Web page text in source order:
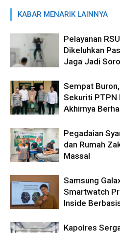
KABAR MENARIK LAINNYA
Pelayanan
Dikeluhkan
Jaga Jadi
Sempat
Sekuriti PTPN
Akhirnya
Pegadaian
dan Rumah
Massal
Samsung
Smartwatch
Inside
Kapolres